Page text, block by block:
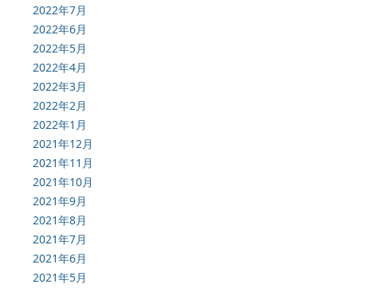
2022年7月
2022年6月
2022年5月
2022年4月
2022年3月
2022年2月
2022年1月
2021年12月
2021年11月
2021年10月
2021年9月
2021年8月
2021年7月
2021年6月
2021年5月